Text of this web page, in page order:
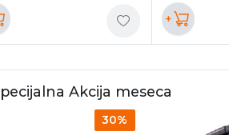
+
Akcija meseca
30%